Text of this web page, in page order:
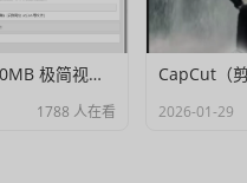
Muxer：10MB 极简视频字幕批量封装工具 (单文件/绿色版)
1788 人在看 2026-01-29